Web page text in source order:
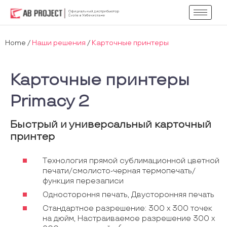
Home / Наши решения / Карточные принтеры
Карточные принтеры
Primacy 2
Быстрый и универсальный карточный
принтер
Tехнология прямой сублимационной цветной
печати/смолисто-черная термопечать/
функция перезаписи
Одностороння печать, Двусторонняя печать
Стандартное разрешение: 300 x 300 точек
на дюйм, Настраиваемое разрешение 300 x